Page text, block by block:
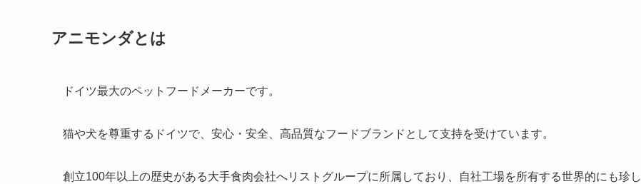
アニモンダとは
ドイツ最大のペットフードメーカーです。
猫や犬を尊重するドイツで、安心・安全、高品質なフードブランドとして支持を受けています。
創立100年以上の歴史がある大手食肉会社へリストグループに所属しており、自社工場を所有する世界的にも珍し